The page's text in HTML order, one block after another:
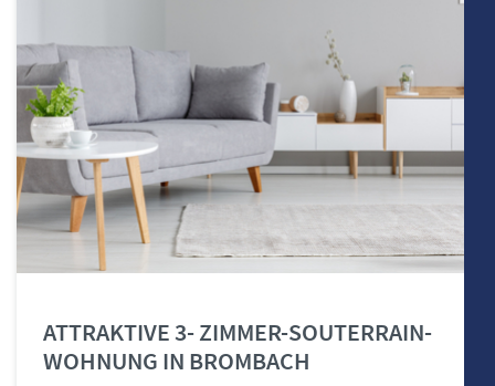
ATTRAKTIVE 3- ZIMMER-SOUTERRAIN-
WOHNUNG IN BROMBACH